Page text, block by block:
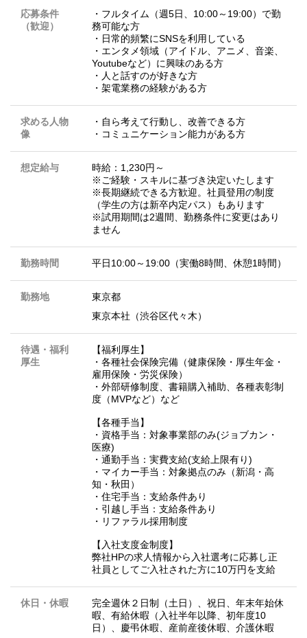
応募条件
（歓迎）
・フルタイム（週5日、10:00～19:00）で勤
務可能な方
・日常的頻繁にSNSを利用している
・エンタメ領域（アイドル、アニメ、音楽、
Youtubeなど）に興味のある方
・人と話すのが好きな方
・架電業務の経験がある方
求める人物
像
・自ら考えて行動し、改善できる方
・コミュニケーション能力がある方
想定給与
時給：1,230円～
※ご経験・スキルに基づき決定いたします
※長期継続できる方歓迎。社員登用の制度
（学生の方は新卒内定パス）もあります
※試用期間は2週間、勤務条件に変更はあり
ません
勤務時間 平日10:00～19:00（実働8時間、休憩1時間）
勤務地
東京都
東京本社（渋谷区代々木）
待遇・福利
厚生
【福利厚生】
・各種社会保険完備（健康保険・厚生年金・
雇用保険・労災保険）
・外部研修制度、書籍購入補助、各種表彰制
度（MVPなど）など
【各種手当】
・資格手当：対象事業部のみ(ジョブカン・
医療)
・通勤手当：実費支給(支給上限有り)
・マイカー手当：対象拠点のみ（新潟・高
知・秋田）
・住宅手当：支給条件あり
・引越し手当：支給条件あり
・リファラル採用制度
【入社支度金制度】
弊社HPの求人情報から入社選考に応募し正
社員としてご入社された方に10万円を支給
休日・休暇
完全週休２日制（土日）、祝日、年末年始休
暇、有給休暇（入社半年以降、初年度10
日）、慶弔休暇、産前産後休暇、介護休暇